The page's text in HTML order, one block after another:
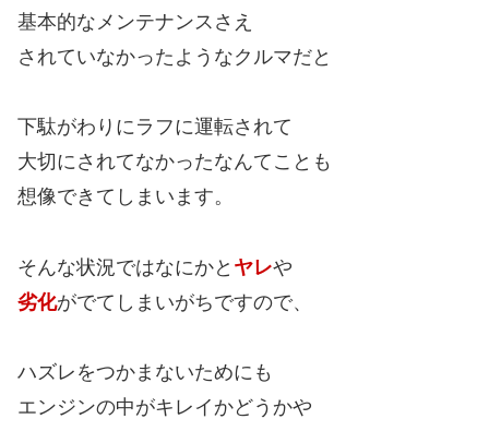
基本的なメンテナンスさえ
されていなかったようなクルマだと
下駄がわりにラフに運転されて
大切にされてなかったなんてことも
想像できてしまいます。
そんな状況ではなにかと ヤレや
劣化がでてしまいがちですので、
ハズレをつかまないためにも
エンジンの中がキレイかどうかや